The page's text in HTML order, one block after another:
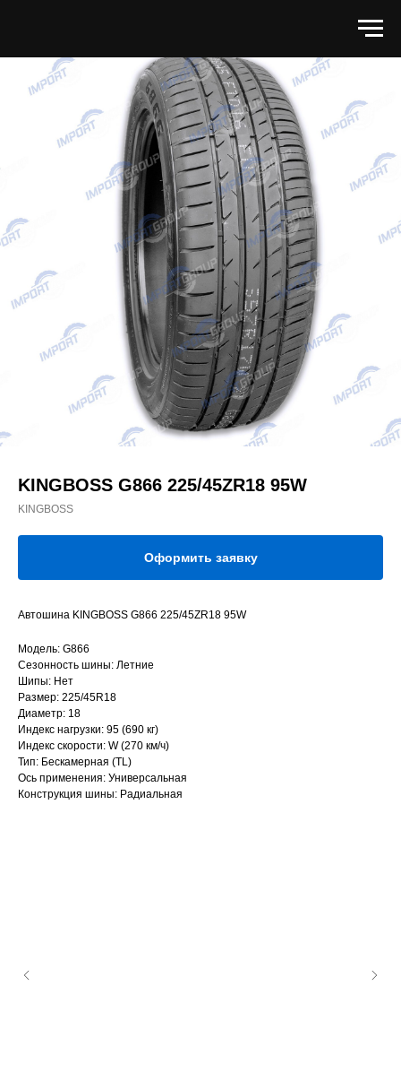
KINGBOSS G866 225/45ZR18 95W
KINGBOSS
Оформить заявку
Автошина KINGBOSS G866 225/45ZR18 95W
Модель: G866
Сезонность шины: Летние
Шипы: Нет
Размер: 225/45R18
Диаметр: 18
Индекс нагрузки: 95 (690 кг)
Индекс скорости: W (270 км/ч)
Тип: Бескамерная (TL)
Ось применения: Универсальная
Конструкция шины: Радиальная